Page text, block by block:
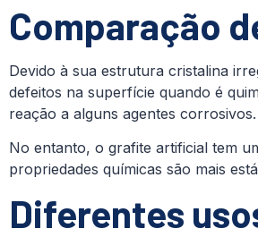
Comparação
Devido à sua estrutura cristalina
defeitos na superfície quando é
reação a alguns agentes corrosivos.
No entanto, o grafite artificial tem
propriedades químicas são mais
Diferentes